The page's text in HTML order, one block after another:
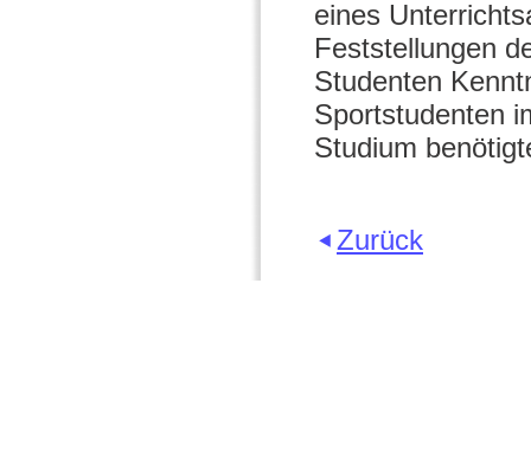
eines
Feststellungen
Studenten
Sportstudenten
Studium
Zurück